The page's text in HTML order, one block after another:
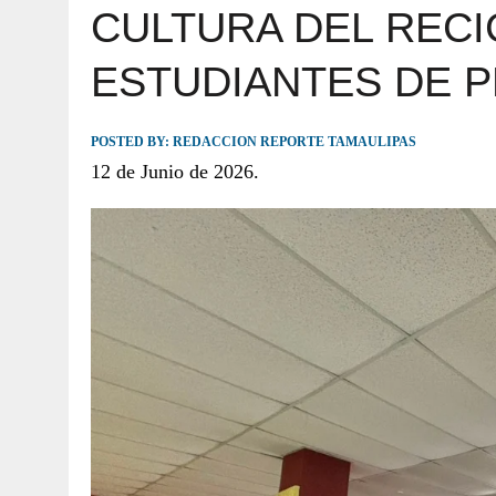
JULIO 30, 2026 TAMAULIPAS TE INVITA A DESCUBRIR EL
CULTURA DEL
ESTUDIANTES DE
POSTED BY: REDACCION REPORTE TAMAULIPAS
12 de Junio de 2026.